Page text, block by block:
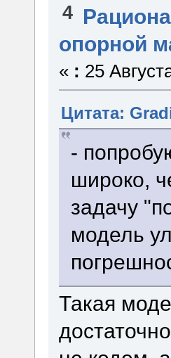
4
опорной
« : 25
Цитата:
-
широко,
задачу
модель
Такая